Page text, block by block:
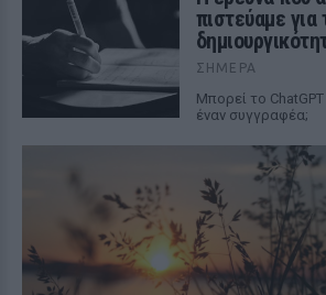
πιστεύαμε
ΣΉΜΕΡΑ
Mπορεί το
έναν συγγραφέα;